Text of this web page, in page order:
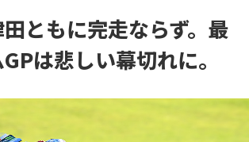
ともに完走ならず。最
は悲しい幕切れに。